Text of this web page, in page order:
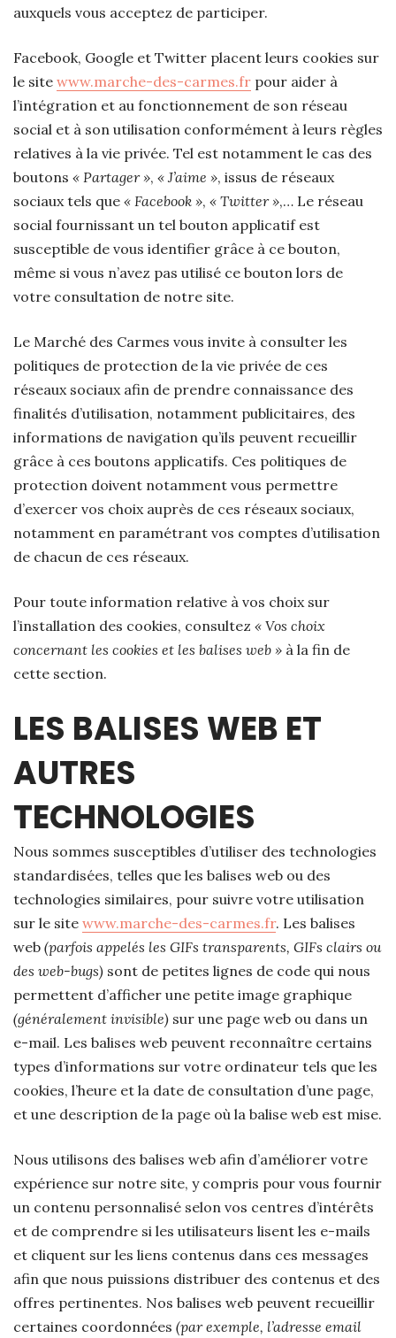
auxquels vous acceptez de participer.
Facebook, Google et Twitter placent leurs cookies sur
le site www.marche-des-carmes.fr pour aider à
l’intégration et au fonctionnement de son réseau
social et à son utilisation conformément à leurs règles
relatives à la vie privée. Tel est notamment le cas des
boutons « Partager », « J’aime », issus de réseaux
sociaux tels que « Facebook », « Twitter »,… Le réseau
social fournissant un tel bouton applicatif est
susceptible de vous identifier grâce à ce bouton,
même si vous n’avez pas utilisé ce bouton lors de
votre consultation de notre site.
Le Marché des Carmes vous invite à consulter les
politiques de protection de la vie privée de ces
réseaux sociaux afin de prendre connaissance des
finalités d’utilisation, notamment publicitaires, des
informations de navigation qu’ils peuvent recueillir
grâce à ces boutons applicatifs. Ces politiques de
protection doivent notamment vous permettre
d’exercer vos choix auprès de ces réseaux sociaux,
notamment en paramétrant vos comptes d’utilisation
de chacun de ces réseaux.
Pour toute information relative à vos choix sur
l’installation des cookies, consultez « Vos choix
concernant les cookies et les balises web » à la fin de
cette section.
LES BALISES WEB ET
AUTRES
TECHNOLOGIES
Nous sommes susceptibles d’utiliser des technologies
standardisées, telles que les balises web ou des
technologies similaires, pour suivre votre utilisation
sur le site www.marche-des-carmes.fr. Les balises
web (parfois appelés les GIFs transparents, GIFs clairs ou
des web-bugs) sont de petites lignes de code qui nous
permettent d’afficher une petite image graphique
(généralement invisible) sur une page web ou dans un
e-mail. Les balises web peuvent reconnaître certains
types d’informations sur votre ordinateur tels que les
cookies, l’heure et la date de consultation d’une page,
et une description de la page où la balise web est mise.
Nous utilisons des balises web afin d’améliorer votre
expérience sur notre site, y compris pour vous fournir
un contenu personnalisé selon vos centres d’intérêts
et de comprendre si les utilisateurs lisent les e-mails
et cliquent sur les liens contenus dans ces messages
afin que nous puissions distribuer des contenus et des
offres pertinentes. Nos balises web peuvent recueillir
certaines coordonnées (par exemple, l’adresse email